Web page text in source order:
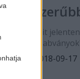
Mit
2018-09-17